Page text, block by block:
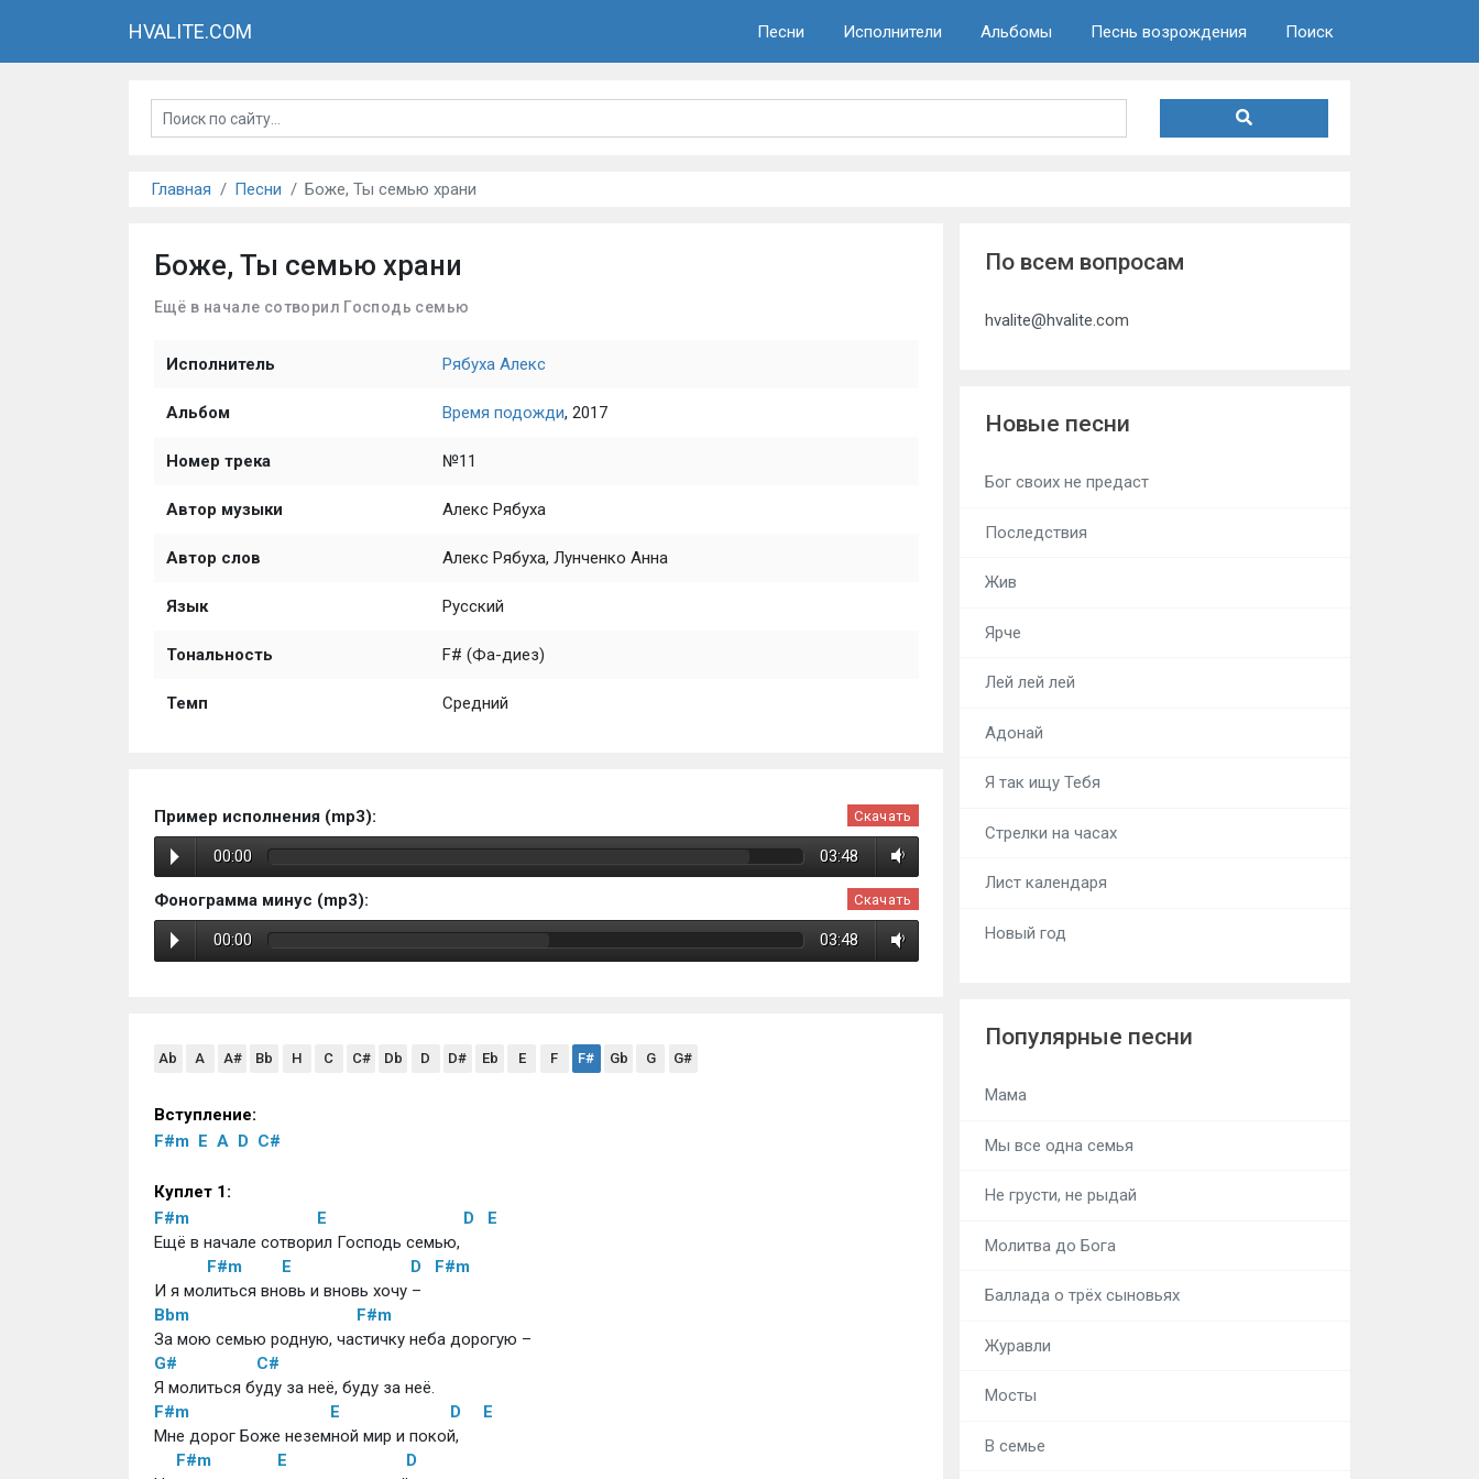
HVALITE.COM Песни Исполнители Альбомы Песнь возрождения Поиск
Главная Песни Боже, Ты семью храни
Боже, Ты семью храни
Ещё в начале сотворил Господь семью
Исполнитель Рябуха Алекс
Альбом Время подожди, 2017
Номер трека №11
Автор музыки Алекс Рябуха
Автор слов Алекс Рябуха, Лунченко Анна
Язык Русский
Тональность F# (Фа-диез)
Темп Средний
Пример исполнения (mp3): Скачать
00:00 03:48
Фонограмма минус (mp3): Скачать
00:00 03:48
Ab A A# Bb H C C# Db D D# Eb E F F# Gb G G#
Вступление:
F#m E A D C#
Куплет 1:
F#m
E D
E
Ещё в начале сотворил Господь семью,
F#m
E D
F#m
И я молиться вновь и вновь хочу –
Bbm
F#m
За мою семью родную, частичку неба дорогую –
G#
C#
Я молиться буду за неё, буду за неё.
F#m
E D
E
Мне дорог Боже неземной мир и покой,
F#m
E
D
По всем вопросам
hvalite@hvalite.com
Новые песни
Бог своих не предаст
Последствия
Жив
Ярче
Лей лей лей
Адонай
Я так ищу Тебя
Стрелки на часах
Лист календаря
Новый год
Популярные песни
Мама
Мы все одна семья
Не грусти, не рыдай
Молитва до Бога
Баллада о трёх сыновьях
Журавли
Мосты
В семье